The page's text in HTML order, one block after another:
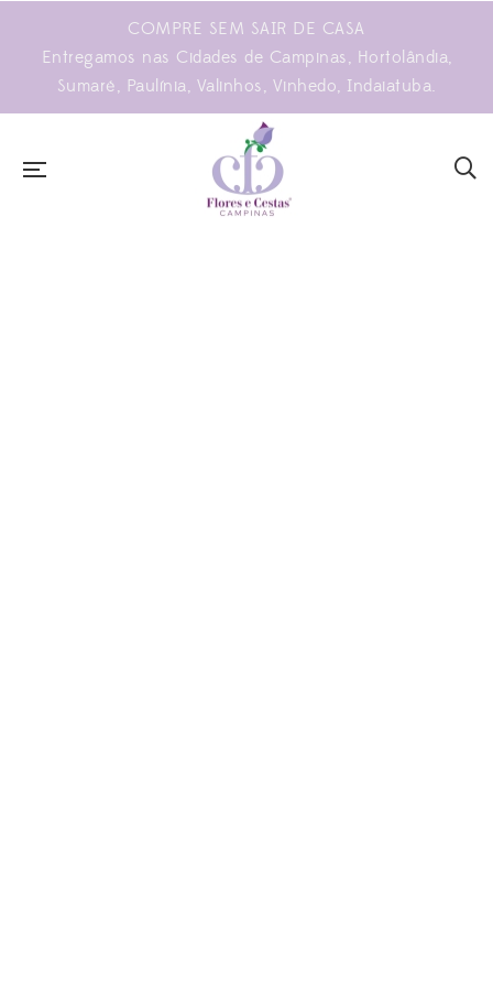
COMPRE SEM SAIR DE CASA
Entregamos nas Cidades de Campinas, Hortolândia,
Sumaré, Paulínia, Valinhos, Vinhedo, Indaiatuba.